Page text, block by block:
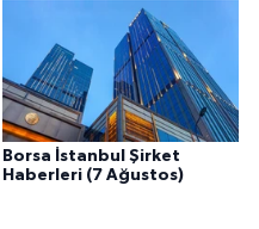
Borsa İstanbul Şirket
Haberleri (7 Ağustos)